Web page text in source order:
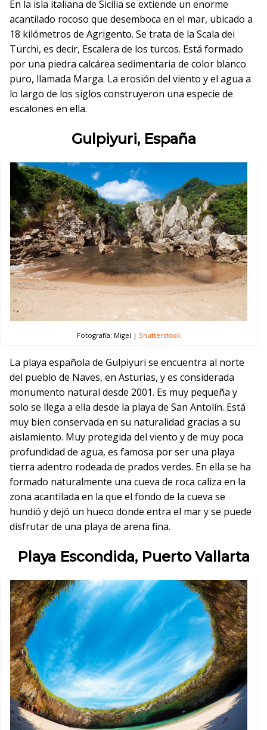
En la isla italiana de Sicilia se extiende un enorme
acantilado rocoso que desemboca en el mar, ubicado a
18 kilómetros de Agrigento. Se trata de la Scala dei
Turchi, es decir, Escalera de los turcos. Está formado
por una piedra calcárea sedimentaria de color blanco
puro, llamada Marga. La erosión del viento y el agua a
lo largo de los siglos construyeron una especie de
escalones en ella.
Gulpiyuri, España
Fotografía: Migel | Shutterstock
La playa española de Gulpiyuri se encuentra al norte
del pueblo de Naves, en Asturias, y es considerada
monumento natural desde 2001. Es muy pequeña y
solo se llega a ella desde la playa de San Antolín. Está
muy bien conservada en su naturalidad gracias a su
aislamiento. Muy protegida del viento y de muy poca
profundidad de agua, es famosa por ser una playa
tierra adentro rodeada de prados verdes. En ella se ha
formado naturalmente una cueva de roca caliza en la
zona acantilada en la que el fondo de la cueva se
hundió y dejó un hueco donde entra el mar y se puede
disfrutar de una playa de arena fina.
Playa Escondida, Puerto Vallarta